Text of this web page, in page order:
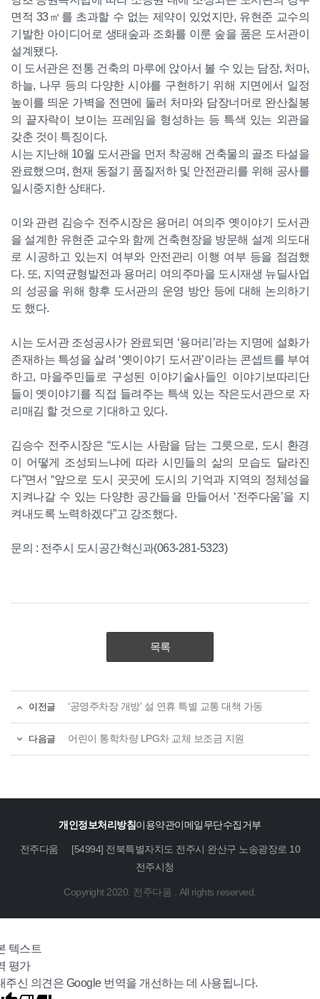
면적 33㎡를 초과할 수 없는 제약이 있었지만, 유현준 교수의
기발한 아이디어로 생태숲과 조화를 이룬 숲을 품은 도서관이
설계됐다.
이 도서관은 전통 건축의 마루에 앉아서 볼 수 있는 담장, 처마,
하늘, 나무 등의 다양한 시야를 구현하기 위해 지면에서 일정
높이를 띄운 가벽을 전면에 둘러 처마와 담장너머로 완산칠봉
의 끝자락이 보이는 프레임을 형성하는 등 특색 있는 외관을
갖춘 것이 특징이다.
시는 지난해 10월 도서관을 먼저 착공해 건축물의 골조 타설을
완료했으며, 현재 동절기 품질저하 및 안전관리를 위해 공사를
일시중지한 상태다.
이와 관련 김승수 전주시장은 용머리 여의주 옛이야기 도서관
을 설계한 유현준 교수와 함께 건축현장을 방문해 설계 의도대
로 시공하고 있는지 여부와 안전관리 이행 여부 등을 점검했
다. 또, 지역균형발전과 용머리 여의주마을 도시재생 뉴딜사업
의 성공을 위해 향후 도서관의 운영 방안 등에 대해 논의하기
도 했다.
시는 도서관 조성공사가 완료되면 ‘용머리’라는 지명에 설화가
존재하는 특성을 살려 ‘옛이야기 도서관’이라는 콘셉트를 부여
하고, 마을주민들로 구성된 이야기술사들인 이야기보따리단
들이 옛이야기를 직접 들려주는 특색 있는 작은도서관으로 자
리매김 할 것으로 기대하고 있다.
김승수 전주시장은 “도시는 사람을 담는 그릇으로, 도시 환경
이 어떻게 조성되느냐에 따라 시민들의 삶의 모습도 달라진
다”면서 “앞으로 도시 곳곳에 도시의 기억과 지역의 정체성을
지켜나갈 수 있는 다양한 공간들을 만들어서 ‘전주다움’을 지
켜내도록 노력하겠다”고 강조했다.
문의 : 전주시 도시공간혁신과(063-281-5323)
목록
이전글 ‘공영주차장 개방’ 설 연휴 특별 교통 대책 가동
다음글 어린이 통학차량 LPG차 교체 보조금 지원
개인정보처리방침이용약관이메일무단수집거부
전주다움
[54994] 전북특별자치도 전주시 완산구 노송광장로 10
전주시청
Copyright 2020. 전주다움 . All rights reserved.
텍스트
평가
주신 의견은 Google 번역을 개선하는 데 사용됩니다.